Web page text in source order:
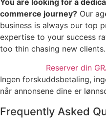
You are looking for a
commerce journey? Our
business is always our top
expertise to your success
too thin chasing new clients.
Reserver din
Ingen forskuddsbetaling,
når annonsene dine er
Frequently Asked